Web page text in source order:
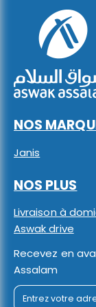
NOS
Janis
NOS PLUS
Livraison à
Aswak drive
Recevez en
Assalam